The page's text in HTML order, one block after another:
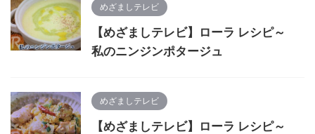
めざましテレビ
【めざましテレビ】ローラ レシピ～
私のニンジンポタージュ
めざましテレビ
【めざましテレビ】ローラ レシピ～